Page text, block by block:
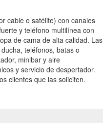
cable o satélite) con canales
y teléfono multilínea con
de cama de alta calidad. Las
teléfonos, batas o
minibar y aire
y servicio de despertador.
clientes que las soliciten.